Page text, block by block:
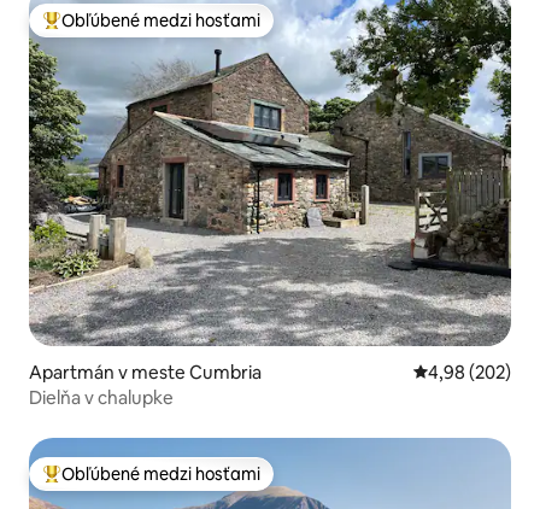
Najobľúbenejšie medzi hosťami
Obľúbené medzi hosťami
Apartmán v meste Cumbria Priemerné
4,98 (202)
Dielňa v chalupke
Najobľúbenejšie medzi hosťami
Obľúbené medzi hosťami